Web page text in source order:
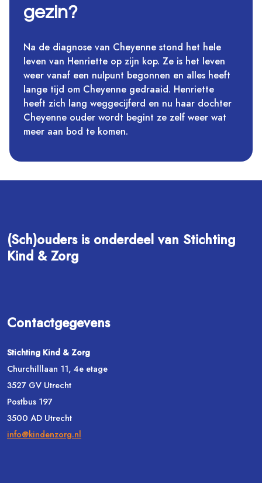
gezin?
Na de diagnose van Cheyenne stond het hele
leven van Henriette op zijn kop. Ze is het leven
weer vanaf een nulpunt begonnen en alles heeft
lange tijd om Cheyenne gedraaid. Henriette
heeft zich lang weggecijferd en nu haar dochter
Cheyenne ouder wordt begint ze zelf weer wat
meer aan bod te komen.
(Sch)ouders is onderdeel van Stichting
Kind & Zorg
Contactgegevens
Stichting Kind & Zorg
Churchilllaan 11, 4e etage
3527 GV Utrecht
Postbus 197
3500 AD Utrecht
info@kindenzorg.nl